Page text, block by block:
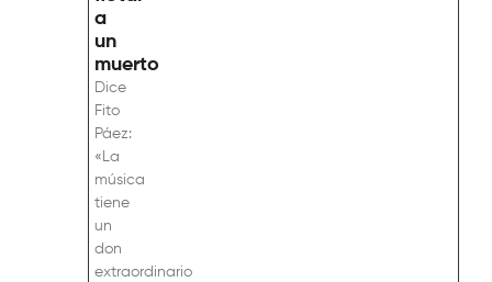
a
un
muerto
Dice
Fito
Páez:
«La
música
tiene
un
don
extraordinario